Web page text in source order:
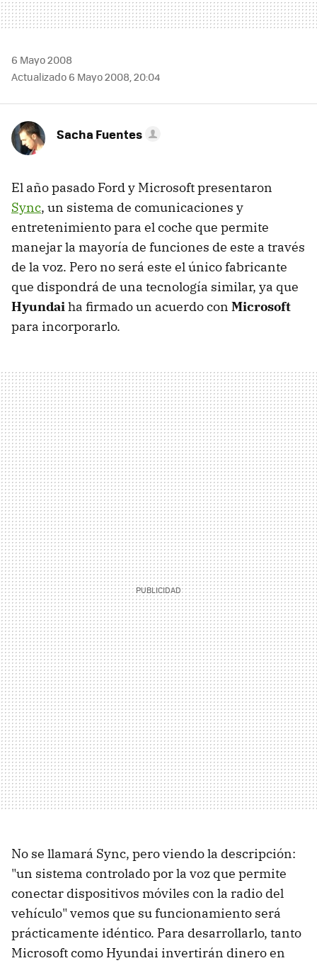
6 Mayo 2008
Actualizado 6 Mayo 2008, 20:04
Sacha Fuentes
El año pasado Ford y Microsoft presentaron
Sync, un sistema de comunicaciones y
entretenimiento para el coche que permite
manejar la mayoría de funciones de este a través
de la voz. Pero no será este el único fabricante
que dispondrá de una tecnología similar, ya que
Hyundaiha firmado un acuerdo con Microsoft
para incorporarlo.
No se llamará Sync, pero viendo la descripción:
"un sistema controlado por la voz que permite
conectar dispositivos móviles con la radio del
vehículo" vemos que su funcionamiento será
prácticamente idéntico. Para desarrollarlo, tanto
Microsoft como Hyundai invertirán dinero en